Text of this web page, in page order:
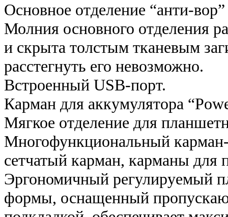
Основное отделение “анти-
Молния основного отделения
и скрыта толстым тканевым
расстегнуть его невозможно.
Встроенный USB-порт.
Карман для аккумулятора
Мягкое отделение для
Многофункциональный
сетчатый карман, карманы для
Эргономичный регулируемый
формы, оснащенный